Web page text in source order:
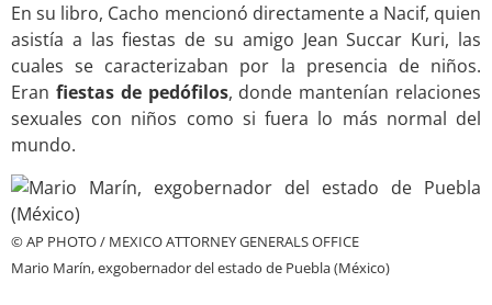
En su libro, Cacho mencionó directamente a Nacif, quien
asistía a las fiestas de su amigo Jean Succar Kuri, las
cuales se caracterizaban por la presencia de niños.
Eran fiestas de pedófilos, donde mantenían relaciones
sexuales con niños como si fuera lo más normal del
mundo.
© AP PHOTO / MEXICO ATTORNEY GENERALS OFFICE
Mario Marín, exgobernador del estado de Puebla (México)